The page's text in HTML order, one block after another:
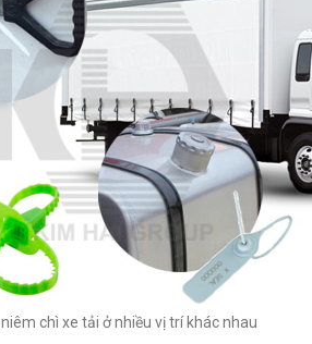
niêm chì xe tải ở nhiều vị trí khác nhau